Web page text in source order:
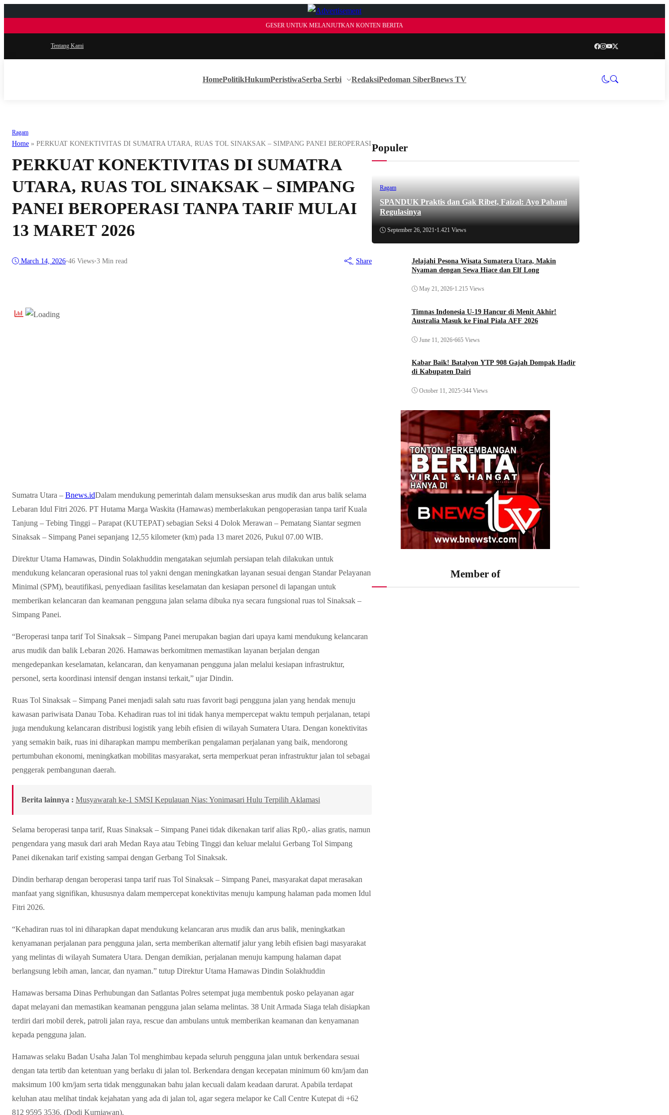
GESER UNTUK MELANJUTKAN KONTEN BERITA
Tentang Kami
HomePolitikHukumPeristiwaSerba Serbi RedaksiPedoman SiberBnews TV
Ragam
Home » PERKUAT KONEKTIVITAS DI SUMATRA UTARA, RUAS TOL SINAKSAK – SIMPANG PANEI BEROPERASI TANPA TARIF MULAI 13 MARET 2026
PERKUAT KONEKTIVITAS DI SUMATRA
UTARA, RUAS TOL SINAKSAK – SIMPANG
PANEI BEROPERASI TANPA TARIF MULAI
13 MARET 2026
March 14, 2026•46 Views•3 Min read Share
Sumatra Utara – Bnews.idDalam mendukung pemerintah dalam mensukseskan arus mudik dan arus balik selama
Lebaran Idul Fitri 2026. PT Hutama Marga Waskita (Hamawas) memberlakukan pengoperasian tanpa tarif Kuala
Tanjung – Tebing Tinggi – Parapat (KUTEPAT) sebagian Seksi 4 Dolok Merawan – Pematang Siantar segmen
Sinaksak – Simpang Panei sepanjang 12,55 kilometer (km) pada 13 maret 2026, Pukul 07.00 WIB.
Direktur Utama Hamawas, Dindin Solakhuddin mengatakan sejumlah persiapan telah dilakukan untuk
mendukung kelancaran operasional ruas tol yakni dengan meningkatkan layanan sesuai dengan Standar Pelayanan
Minimal (SPM), beautifikasi, penyediaan fasilitas keselamatan dan kesiapan personel di lapangan untuk
memberikan kelancaran dan keamanan pengguna jalan selama dibuka nya secara fungsional ruas tol Sinaksak –
Simpang Panei.
“Beroperasi tanpa tarif Tol Sinaksak – Simpang Panei merupakan bagian dari upaya kami mendukung kelancaran
arus mudik dan balik Lebaran 2026. Hamawas berkomitmen memastikan layanan berjalan dengan
mengedepankan keselamatan, kelancaran, dan kenyamanan pengguna jalan melalui kesiapan infrastruktur,
personel, serta koordinasi intensif dengan instansi terkait,” ujar Dindin.
Ruas Tol Sinaksak – Simpang Panei menjadi salah satu ruas favorit bagi pengguna jalan yang hendak menuju
kawasan pariwisata Danau Toba. Kehadiran ruas tol ini tidak hanya mempercepat waktu tempuh perjalanan, tetapi
juga mendukung kelancaran distribusi logistik yang lebih efisien di wilayah Sumatera Utara. Dengan konektivitas
yang semakin baik, ruas ini diharapkan mampu memberikan pengalaman perjalanan yang baik, mendorong
pertumbuhan ekonomi, meningkatkan mobilitas masyarakat, serta memperkuat peran infrastruktur jalan tol sebagai
penggerak pembangunan daerah.
Berita lainnya : Musyawarah ke-1 SMSI Kepulauan Nias: Yonimasari Hulu Terpilih Aklamasi
Selama beroperasi tanpa tarif, Ruas Sinaksak – Simpang Panei tidak dikenakan tarif alias Rp0,- alias gratis, namun
pengendara yang masuk dari arah Medan Raya atau Tebing Tinggi dan keluar melalui Gerbang Tol Simpang
Panei dikenakan tarif existing sampai dengan Gerbang Tol Sinaksak.
Dindin berharap dengan beroperasi tanpa tarif ruas Tol Sinaksak – Simpang Panei, masyarakat dapat merasakan
manfaat yang signifikan, khususnya dalam mempercepat konektivitas menuju kampung halaman pada momen Idul
Fitri 2026.
“Kehadiran ruas tol ini diharapkan dapat mendukung kelancaran arus mudik dan arus balik, meningkatkan
kenyamanan perjalanan para pengguna jalan, serta memberikan alternatif jalur yang lebih efisien bagi masyarakat
yang melintas di wilayah Sumatera Utara. Dengan demikian, perjalanan menuju kampung halaman dapat
berlangsung lebih aman, lancar, dan nyaman.” tutup Direktur Utama Hamawas Dindin Solakhuddin
Hamawas bersama Dinas Perhubungan dan Satlantas Polres setempat juga membentuk posko pelayanan agar
dapat melayani dan memastikan keamanan pengguna jalan selama melintas. 38 Unit Armada Siaga telah disiapkan
terdiri dari mobil derek, patroli jalan raya, rescue dan ambulans untuk memberikan keamanan dan kenyamanan
kepada pengguna jalan.
Hamawas selaku Badan Usaha Jalan Tol menghimbau kepada seluruh pengguna jalan untuk berkendara sesuai
dengan tata tertib dan ketentuan yang berlaku di jalan tol. Berkendara dengan kecepatan minimum 60 km/jam dan
maksimum 100 km/jam serta tidak menggunakan bahu jalan kecuali dalam keadaan darurat. Apabila terdapat
keluhan atau melihat tindak kejahatan yang ada di jalan tol, agar segera melapor ke Call Centre Kutepat di +62
812 9595 3536. (Dodi Kurniawan).
Populer
Ragam
SPANDUK Praktis dan Gak Ribet, Faizal: Ayo Pahami
Regulasinya
September 26, 2021•1.421 Views
Jelajahi Pesona Wisata Sumatera Utara, Makin
Nyaman dengan Sewa Hiace dan Elf Long
May 21, 2026•1.215 Views
Timnas Indonesia U-19 Hancur di Menit Akhir!
Australia Masuk ke Final Piala AFF 2026
June 11, 2026•665 Views
Kabar Baik! Batalyon YTP 908 Gajah Dompak Hadir
di Kabupaten Dairi
October 11, 2025•344 Views
Member of